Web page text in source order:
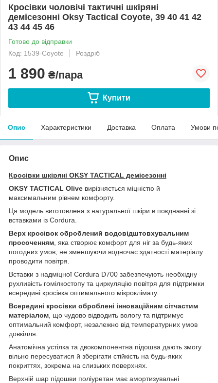
Кросівки чоловічі тактичні шкіряні
демісезонні Oksy Tactical Coyote, 39 40 41 42
43 44 45 46
Готово до відправки
Код: 1539-Coyote
Роздріб
1 890 ₴/пара
Купити
Опис Характеристики Доставка Оплата Умови
Опис
Кросівки шкіряні OKSY TACTICAL демісезонні
OKSY TACTICAL Оlive вирізняється міцністю й
максимальним рівнем комфорту.
Ця модель виготовлена з натуральної шкіри в поєднанні зі
вставками із Cordura.
Верх кросівок оброблений водовідштовхувальним
просоченням , яка створює комфорт для ніг за будь-яких
погодних умов, не зменшуючи водночас здатності матеріалу
проводити повітря.
Вставки з надміцної Cordura D700 забезпечують необхідну
рухливість гомілкостопу та циркуляцію повітря для підтримки
всередині кросівка оптимального мікроклімату.
Всередині кросівки оброблені інноваційним сітчастим
матеріалом , що чудово відводить вологу та підтримує
оптимальний комфорт, незалежно від температурних умов
довкілля.
Анатомічна устілка та двокомпонентна підошва дають змогу
вільно пересуватися й зберігати стійкість на будь-яких
покриттях, зокрема на слизьких поверхнях.
Верхній шар підошви поліуретан має амортизувальні